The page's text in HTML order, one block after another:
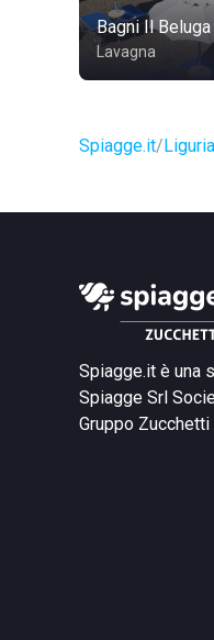
Bagni Il Beluga
Lavagna
Spiagge.it Liguria
Spiagge.it è una
Spiagge Srl
Gruppo Zucchetti